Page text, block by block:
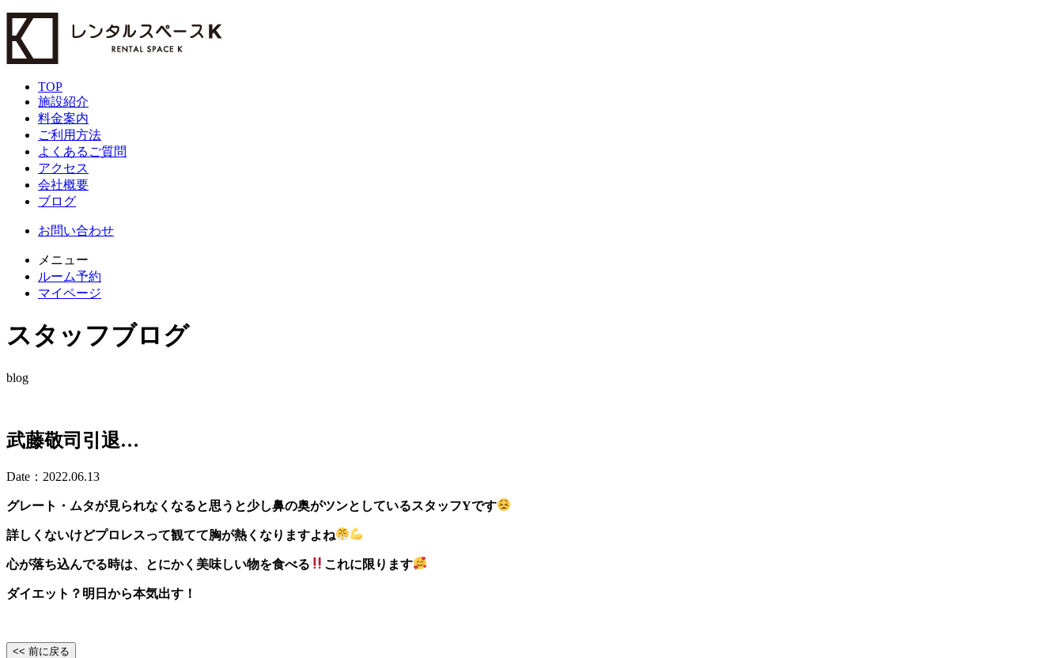
TOP
施設紹介
料金案内
ご利用方法
よくあるご質問
アクセス
会社概要
ブログ
お問い合わせ
メニュー
ルーム予約
マイページ
スタッフブログ
blog
武藤敬司引退…
Date：2022.06.13
グレート・ムタが見られなくなると思うと少し鼻の奥がツンとしているスタッフYです
詳しくないけどプロレスって観てて胸が熱くなりますよね
心が落ち込んでる時は、とにかく美味しい物を食べる これに限ります
ダイエット？明日から本気出す！
<< 前に戻る